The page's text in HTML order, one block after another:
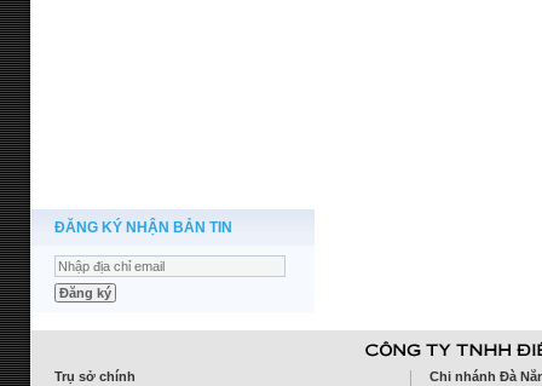
ĐĂNG KÝ NHẬN BẢN TIN
Trụ sở chính
Chi nhánh Đà